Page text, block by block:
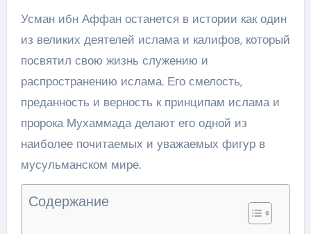
Усман ибн Аффан останется в истории как один
из великих деятелей ислама и калифов, который
посвятил свою жизнь служению и
распространению ислама. Его смелость,
преданность и верность к принципам ислама и
пророка Мухаммада делают его одной из
наиболее почитаемых и уважаемых фигур в
мусульманском мире.
Содержание